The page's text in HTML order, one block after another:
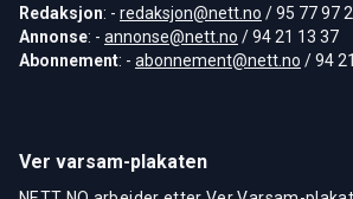
Redaksjon: - redaksjon@nett.no / 95 77 97
Annonse: - annonse@nett.no / 94 21 13 37
Abonnement: - abonnement@nett.no / 94
Ver varsam-plakaten